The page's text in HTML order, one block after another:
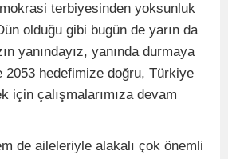
terbiyesinden yoksunluk
olduğu gibi bugün de yarın da
yanındayız, yanında durmaya
2053 hedefimize doğru, Türkiye
için çalışmalarımıza devam
de aileleriyle alakalı çok önemli